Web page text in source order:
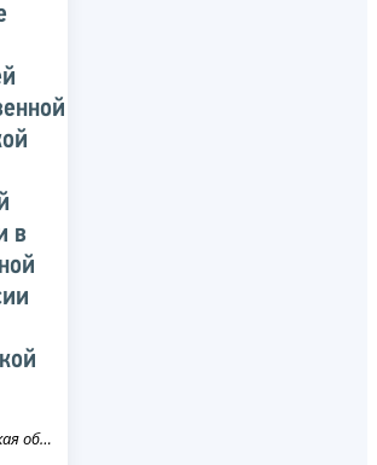
в
31 Белгородская область